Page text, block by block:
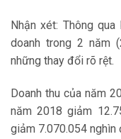
Nhận xét: Thông
doanh trong 2 năm
những thay đổi rõ rệt.
Doanh thu của năm
năm 2018 giảm
giảm 7.070.054 nghìn